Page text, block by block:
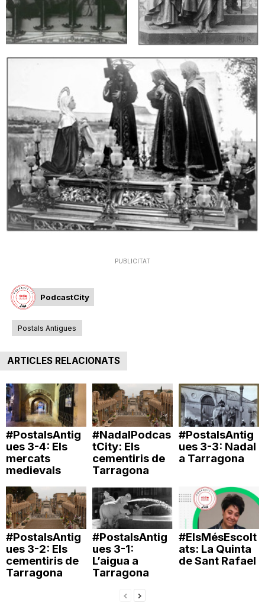
PUBLICITAT
PodcastCity
Postals Antigues
ARTICLES RELACIONATS
#PostalsAntig
ues 3-4: Els
mercats
medievals
#NadalPodcas
tCity: Els
cementiris de
Tarragona
#PostalsAntig
ues 3-3: Nadal
a Tarragona
#PostalsAntig
ues 3-2: Els
cementiris de
Tarragona
#PostalsAntig
ues 3-1:
L’aigua a
Tarragona
#ElsMésEscolt
ats: La Quinta
de Sant Rafael